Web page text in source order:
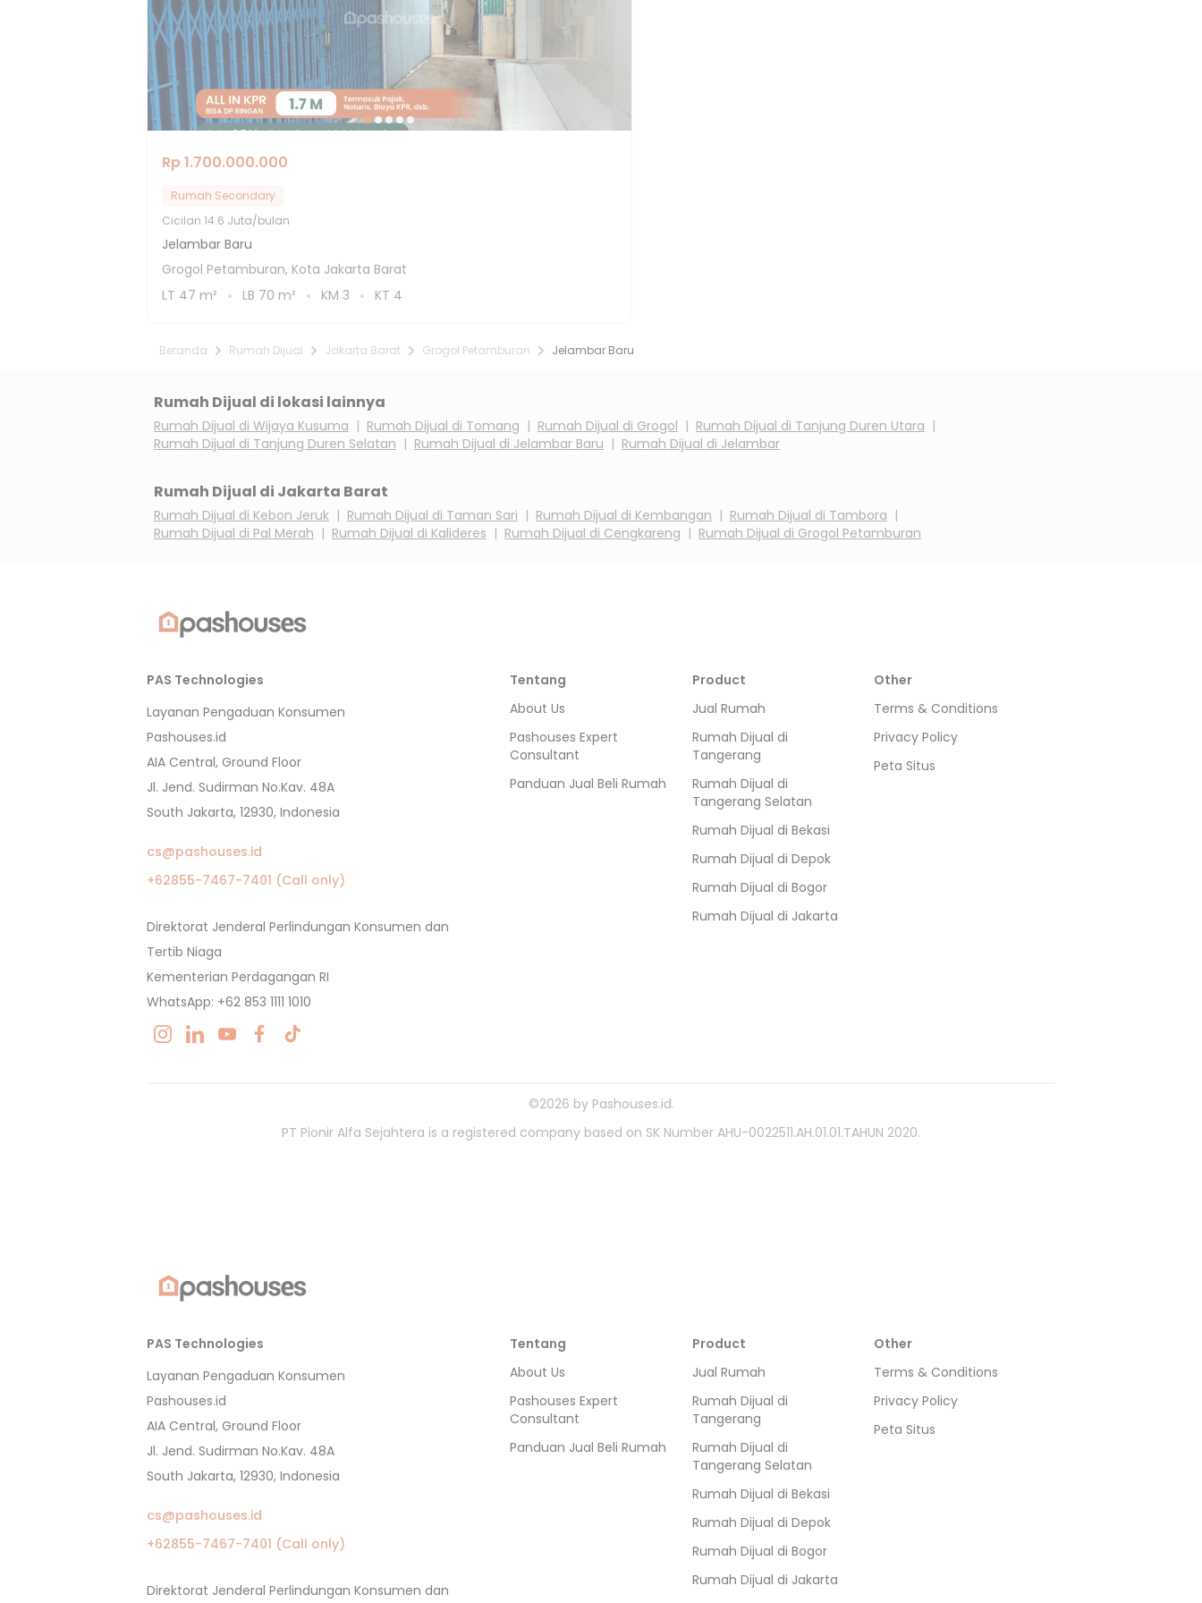
Rp 1.700.000.000
Rumah Secondary
Cicilan 14.6 Juta/bulan
Jelambar Baru
Grogol Petamburan, Kota Jakarta Barat
LT 47 m² LB 70 m² KM 3 KT 4
Beranda Rumah Dijual Jakarta Barat Grogol Petamburan Jelambar Baru
Rumah Dijual di lokasi lainnya
Rumah Dijual di Wijaya Kusuma | Rumah Dijual di Tomang | Rumah Dijual di Grogol | Rumah Dijual di Tanjung Duren Utara |
Rumah Dijual di Tanjung Duren Selatan | Rumah Dijual di Jelambar Baru | Rumah Dijual di Jelambar
Rumah Dijual di Jakarta Barat
Rumah Dijual di Kebon Jeruk | Rumah Dijual di Taman Sari | Rumah Dijual di Kembangan | Rumah Dijual di Tambora |
Rumah Dijual di Pal Merah | Rumah Dijual di Kalideres | Rumah Dijual di Cengkareng | Rumah Dijual di Grogol Petamburan
PAS Technologies
Layanan Pengaduan Konsumen
Pashouses.id
AIA Central, Ground Floor
Jl. Jend. Sudirman No.Kav. 48A
South Jakarta, 12930, Indonesia
cs@pashouses.id
+62855-7467-7401 (Call only)
Direktorat Jenderal Perlindungan Konsumen dan
Tertib Niaga
Kementerian Perdagangan RI
WhatsApp: +62 853 1111 1010
Tentang
About Us
Pashouses Expert
Consultant
Panduan Jual Beli Rumah
Product
Jual Rumah
Rumah Dijual di
Tangerang
Rumah Dijual di
Tangerang Selatan
Rumah Dijual di Bekasi
Rumah Dijual di Depok
Rumah Dijual di Bogor
Rumah Dijual di Jakarta
Other
Terms & Conditions
Privacy Policy
Peta Situs
©2026 by Pashouses.id.
PT Pionir Alfa Sejahtera is a registered company based on SK Number AHU-0022511.AH.01.01.TAHUN 2020.
PAS Technologies
Layanan Pengaduan Konsumen
Pashouses.id
AIA Central, Ground Floor
Jl. Jend. Sudirman No.Kav. 48A
South Jakarta, 12930, Indonesia
cs@pashouses.id
+62855-7467-7401 (Call only)
Direktorat Jenderal Perlindungan Konsumen dan
Tentang
About Us
Pashouses Expert
Consultant
Panduan Jual Beli Rumah
Product
Jual Rumah
Rumah Dijual di
Tangerang
Rumah Dijual di
Tangerang Selatan
Rumah Dijual di Bekasi
Rumah Dijual di Depok
Rumah Dijual di Bogor
Rumah Dijual di Jakarta
Other
Terms & Conditions
Privacy Policy
Peta Situs